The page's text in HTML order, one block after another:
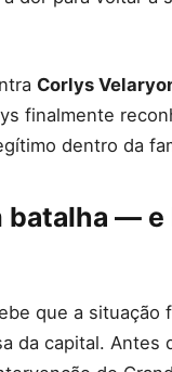
Corlys
finalmente
dentro da
batalha —
que a situação
da capital.